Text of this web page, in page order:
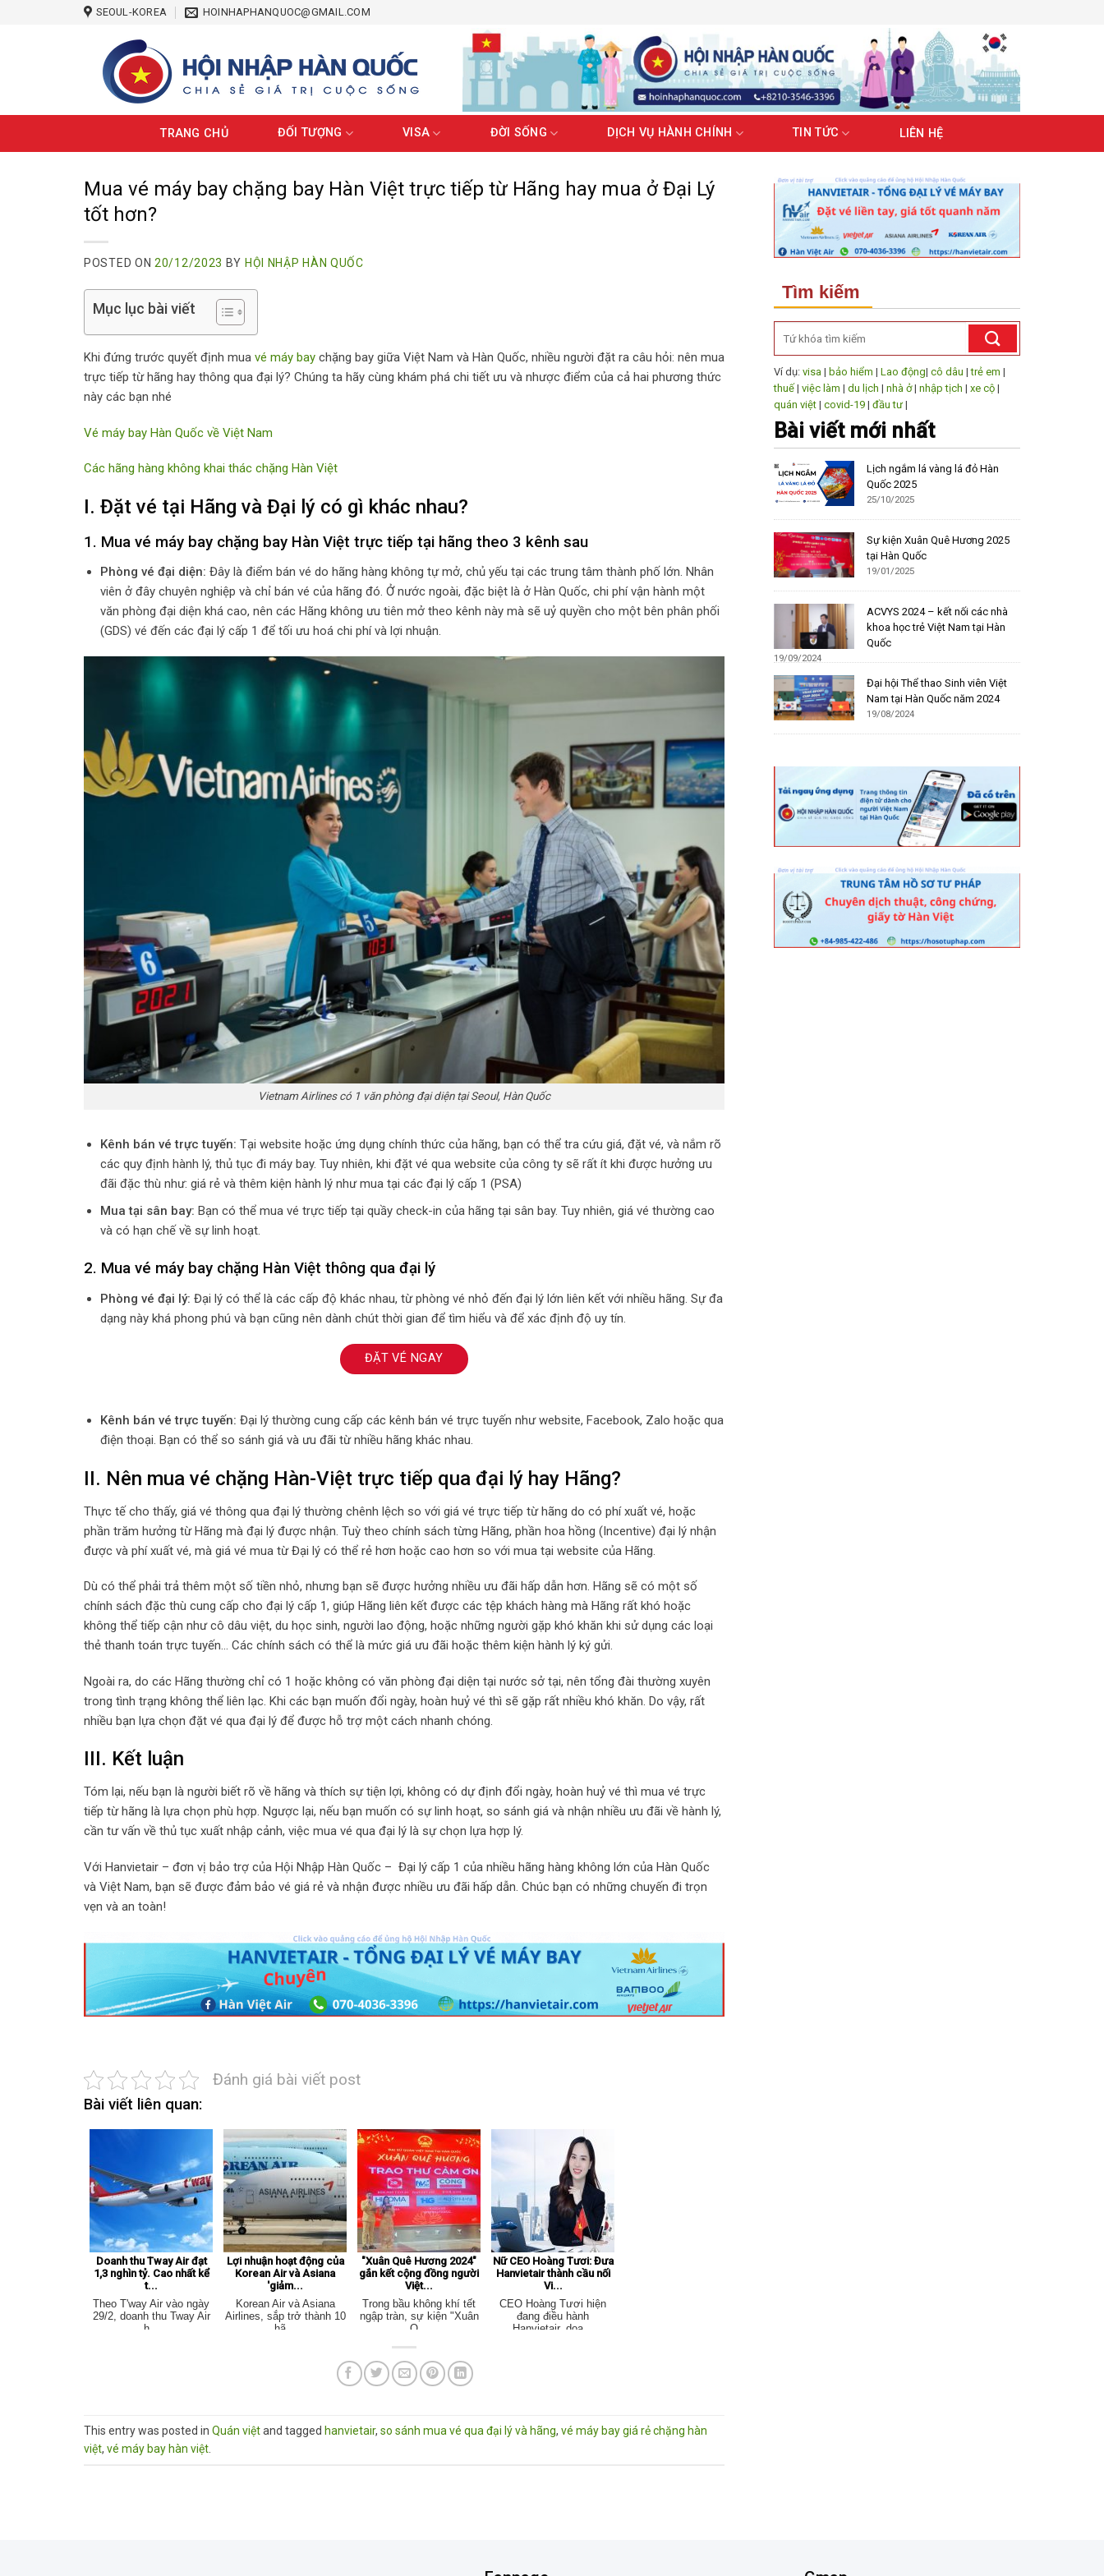
SEOUL-KOREA HOINHAPHANQUOC@GMAIL.COM
TRANG CHỦ ĐỐI TƯỢNG VISA ĐỜI SỐNG DỊCH VỤ HÀNH CHÍNH TIN TỨC LIÊN HỆ
Mua vé máy bay chặng bay Hàn Việt trực tiếp từ Hãng hay mua ở Đại Lý
tốt hơn?
POSTED ON 20/12/2023 BY HỘI NHẬP HÀN QUỐC
Mục lục bài viết
Khi đứng trước quyết định mua vé máy bay chặng bay giữa Việt Nam và Hàn Quốc, nhiều người đặt ra câu hỏi: nên mua
trực tiếp từ hãng hay thông qua đại lý? Chúng ta hãy cùng khám phá chi tiết ưu và nhược điểm của cả hai phương thức
này các bạn nhé
Vé máy bay Hàn Quốc về Việt Nam
Các hãng hàng không khai thác chặng Hàn Việt
I. Đặt vé tại Hãng và Đại lý có gì khác nhau?
1. Mua vé máy bay chặng bay Hàn Việt trực tiếp tại hãng theo 3 kênh sau
Phòng vé đại diện: Đây là điểm bán vé do hãng hàng không tự mở, chủ yếu tại các trung tâm thành phố lớn. Nhân
viên ở đây chuyên nghiệp và chỉ bán vé của hãng đó. Ở nước ngoài, đặc biệt là ở Hàn Quốc, chi phí vận hành một
văn phòng đại diện khá cao, nên các Hãng không ưu tiên mở theo kênh này mà sẽ uỷ quyền cho một bên phân phối
(GDS) vé đến các đại lý cấp 1 để tối ưu hoá chi phí và lợi nhuận.
Vietnam Airlines có 1 văn phòng đại diện tại Seoul, Hàn Quốc
Kênh bán vé trực tuyến: Tại website hoặc ứng dụng chính thức của hãng, bạn có thể tra cứu giá, đặt vé, và nắm rõ
các quy định hành lý, thủ tục đi máy bay. Tuy nhiên, khi đặt vé qua website của công ty sẽ rất ít khi được hưởng ưu
đãi đặc thù như: giá rẻ và thêm kiện hành lý như mua tại các đại lý cấp 1 (PSA)
Mua tại sân bay: Bạn có thể mua vé trực tiếp tại quầy check-in của hãng tại sân bay. Tuy nhiên, giá vé thường cao
và có hạn chế về sự linh hoạt.
2. Mua vé máy bay chặng Hàn Việt thông qua đại lý
Phòng vé đại lý: Đại lý có thể là các cấp độ khác nhau, từ phòng vé nhỏ đến đại lý lớn liên kết với nhiều hãng. Sự đa
dạng này khá phong phú và bạn cũng nên dành chút thời gian để tìm hiểu và để xác định độ uy tín.
ĐẶT VÉ NGAY
Kênh bán vé trực tuyến: Đại lý thường cung cấp các kênh bán vé trực tuyến như website, Facebook, Zalo hoặc qua
điện thoại. Bạn có thể so sánh giá và ưu đãi từ nhiều hãng khác nhau.
II. Nên mua vé chặng Hàn-Việt trực tiếp qua đại lý hay Hãng?
Thực tế cho thấy, giá vé thông qua đại lý thường chênh lệch so với giá vé trực tiếp từ hãng do có phí xuất vé, hoặc
phần trăm hưởng từ Hãng mà đại lý được nhận. Tuỳ theo chính sách từng Hãng, phần hoa hồng (Incentive) đại lý nhận
được và phí xuất vé, mà giá vé mua từ Đại lý có thể rẻ hơn hoặc cao hơn so với mua tại website của Hãng.
Dù có thể phải trả thêm một số tiền nhỏ, nhưng bạn sẽ được hưởng nhiều ưu đãi hấp dẫn hơn. Hãng sẽ có một số
chính sách đặc thù cung cấp cho đại lý cấp 1, giúp Hãng liên kết được các tệp khách hàng mà Hãng rất khó hoặc
không thể tiếp cận như cô dâu việt, du học sinh, người lao động, hoặc những người gặp khó khăn khi sử dụng các loại
thẻ thanh toán trực tuyến… Các chính sách có thể là mức giá ưu đãi hoặc thêm kiện hành lý ký gửi.
Ngoài ra, do các Hãng thường chỉ có 1 hoặc không có văn phòng đại diện tại nước sở tại, nên tổng đài thường xuyên
trong tình trạng không thể liên lạc. Khi các bạn muốn đổi ngày, hoàn huỷ vé thì sẽ gặp rất nhiều khó khăn. Do vậy, rất
nhiều bạn lựa chọn đặt vé qua đại lý để được hỗ trợ một cách nhanh chóng.
III. Kết luận
Tóm lại, nếu bạn là người biết rõ về hãng và thích sự tiện lợi, không có dự định đổi ngày, hoàn huỷ vé thì mua vé trực
tiếp từ hãng là lựa chọn phù hợp. Ngược lại, nếu bạn muốn có sự linh hoạt, so sánh giá và nhận nhiều ưu đãi về hành lý,
cần tư vấn về thủ tục xuất nhập cảnh, việc mua vé qua đại lý là sự chọn lựa hợp lý.
Với Hanvietair – đơn vị bảo trợ của Hội Nhập Hàn Quốc – Đại lý cấp 1 của nhiều hãng hàng không lớn của Hàn Quốc
và Việt Nam, bạn sẽ được đảm bảo vé giá rẻ và nhận được nhiều ưu đãi hấp dẫn. Chúc bạn có những chuyến đi trọn
vẹn và an toàn!
Đánh giá bài viết post
Bài viết liên quan:
Doanh thu Tway Air đạt
1,3 nghìn tỷ. Cao nhất kể
t...
Theo T'way Air vào ngày
29/2, doanh thu Tway Air
h...
Lợi nhuận hoạt động của
Korean Air và Asiana
'giảm...
Korean Air và Asiana
Airlines, sắp trở thành 10
hã...
"Xuân Quê Hương 2024"
gắn kết cộng đồng người
Việt...
Trong bầu không khí tết
ngập tràn, sự kiện "Xuân
Q...
Nữ CEO Hoàng Tươi: Đưa
Hanvietair thành cầu nối
Vi...
CEO Hoàng Tươi hiện
đang điều hành
Hanvietair, doa...
This entry was posted in Quán việtand tagged hanvietair, so sánh mua vé qua đại lý và hãng, vé máy bay giá rẻ chặng hàn
việt, vé máy bay hàn việt
Tìm kiếm
Ví dụ: visa | bảo hiểm | Lao động| cô dâu |trẻ em |
thuế| việc làm | du lịch | nhà ở| nhập tịch | xe cộ |
quán việt | covid-19 | đầu tư |
Bài viết mới nhất
Lịch ngắm lá vàng lá đỏ Hàn
Quốc 2025
25/10/2025
Sự kiện Xuân Quê Hương 2025
tại Hàn Quốc
19/01/2025
ACVYS 2024 – kết nối các nhà
khoa học trẻ Việt Nam tại Hàn
Quốc
19/09/2024
Đại hội Thể thao Sinh viên Việt
Nam tại Hàn Quốc năm 2024
19/08/2024